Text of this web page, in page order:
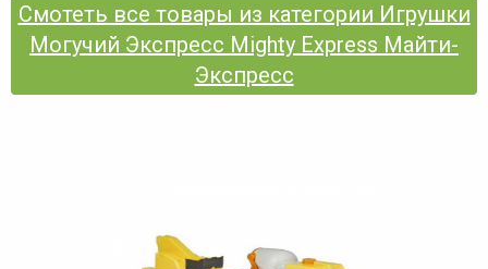
Смотеть все товары из категории Игрушки
Могучий Экспресс Mighty Express Майти-
Экспресс